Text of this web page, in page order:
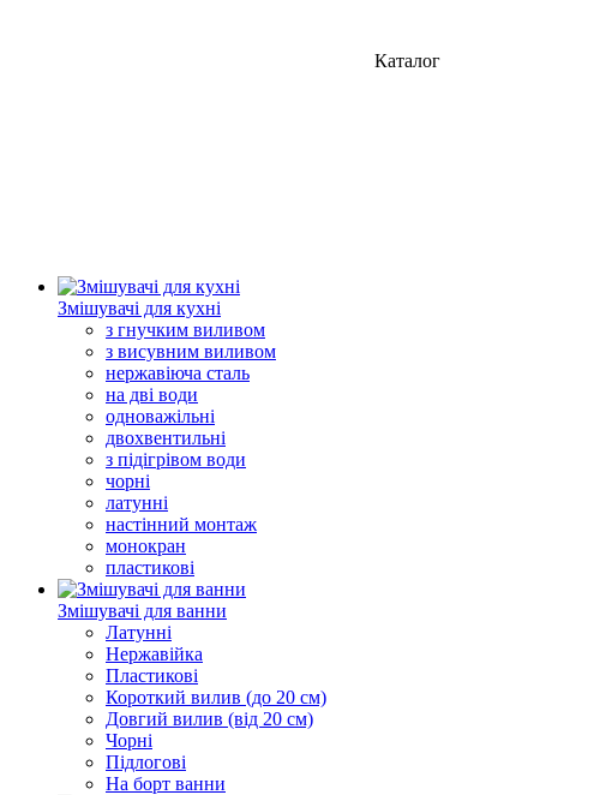
Каталог
Змішувачі для кухні
з гнучким виливом
з висувним виливом
нержавіюча сталь
на дві води
одноважільні
двохвентильні
з підігрівом води
чорні
латунні
настінний монтаж
монокран
пластикові
Змішувачі для ванни
Латунні
Нержавійка
Пластикові
Короткий вилив (до 20 см)
Довгий вилив (від 20 см)
Чорні
Підлогові
На борт ванни